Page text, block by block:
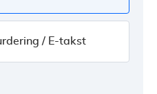
/ E-takst